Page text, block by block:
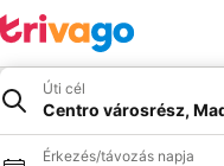
Úti cél
Centro városrész,
Érkezés/távozás napja